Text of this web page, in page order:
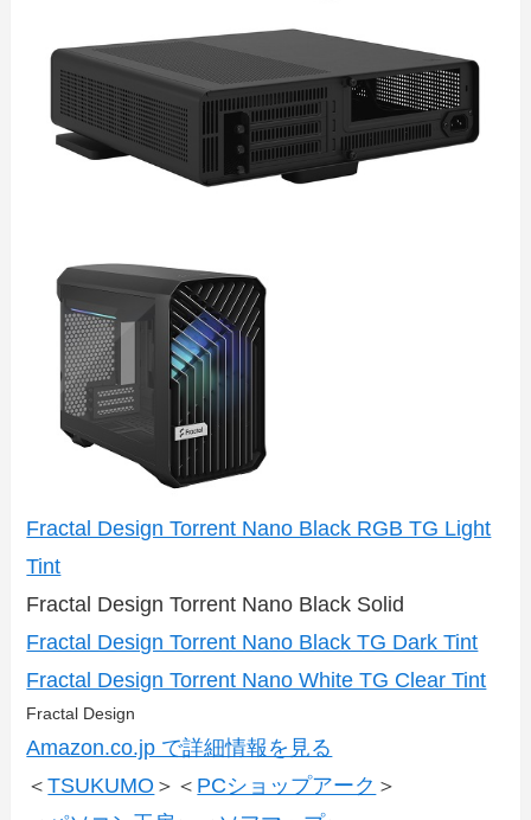
Fractal Design Torrent Nano Black RGB TG Light
Tint
Fractal Design Torrent Nano Black Solid
Fractal Design Torrent Nano Black TG Dark Tint
Fractal Design Torrent Nano White TG Clear Tint
Fractal Design
Amazon.co.jp で詳細情報を見る
＜TSUKUMO ＞＜ PCショップアーク ＞